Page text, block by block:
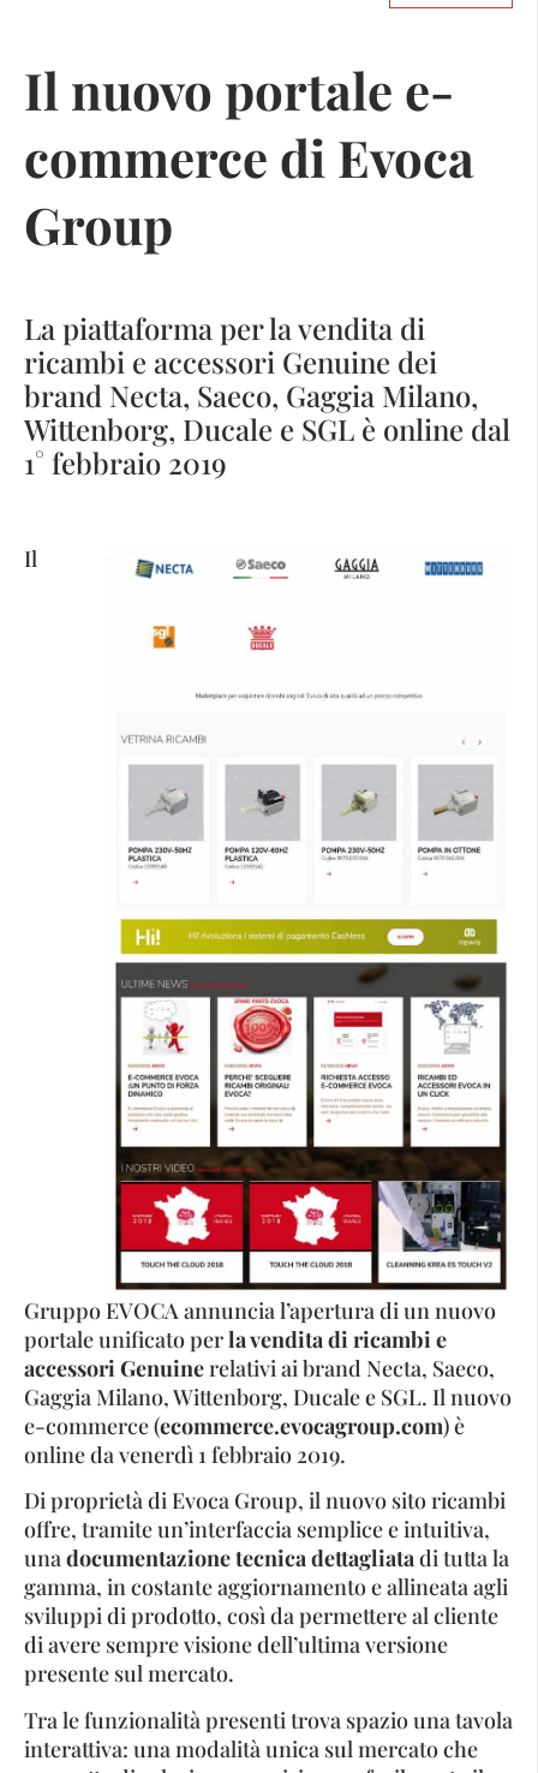
Il nuovo portale e-
commerce di Evoca
Group
La piattaforma per la vendita di
ricambi e accessori Genuine dei
brand Necta, Saeco, Gaggia Milano,
Wittenborg, Ducale e SGL è online dal
1° febbraio 2019
Il
Gruppo EVOCA annuncia l’apertura di un nuovo
portale unificato perla vendita di ricambi e
accessori Genuinerelativi ai brand Necta, Saeco,
Gaggia Milano, Wittenborg, Ducale e SGL. Il nuovo
e-commerce (ecommerce.evocagroup.com) è
online da venerdì 1 febbraio 2019.
Di proprietà di Evoca Group, il nuovo sito ricambi
offre, tramite un’interfaccia semplice e intuitiva,
unadocumentazione tecnica dettagliatadi tutta la
gamma, in costante aggiornamento e allineata agli
sviluppi di prodotto, così da permettere al cliente
di avere sempre visione dell’ultima versione
presente sul mercato.
Tra le funzionalità presenti trova spazio una tavola
interattiva: una modalità unica sul mercato che